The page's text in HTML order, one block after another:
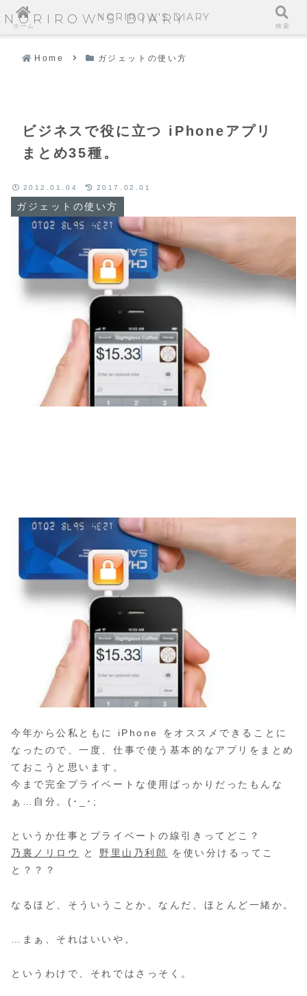
NORIROW'S DIARY
Home ガジェットの使い方
ビジネスで役に立つ iPhoneアプリ
まとめ35種。
ガジェットの使い方
2012.01.04 2017.02.01
今年から公私ともに iPhone をオススメできることに
なったので、一度、仕事で使う基本的なアプリをまとめ
ておこうと思います。
今まで完全プライベートな使用ばっかりだったもんな
ぁ…自分。(･_･;
というか仕事とプライベートの線引きってどこ？
乃裏ノリロウ
と 野里山乃利郎
を使い分けるってこ
と？？？
なるほど、そういうことか。なんだ、ほとんど一緒か。
…まぁ、それはいいや。
というわけで、それではさっそく。
ホーム
NORIROW'S DIARY
検索